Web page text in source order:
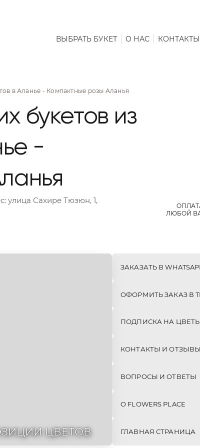
ВЫБРАТЬ БУКЕТ О НАС КОНТАКТЫ
в Аланье - Компактные розы Аланья
букетов из
-
улица Сахире Тюзюн, 1,
ЛЮБОЙ
ЦВЕТОВ
ЗАКАЗАТЬ В
ОФОРМИТЬ ЗАКАЗ В
ПОДПИСКА НА
КОНТАКТЫ И ОТЗЫВЫ
ВОПРОСЫ И ОТВЕТЫ
О FLOWERS PLACE
ГЛАВНАЯ СТРАНИЦА